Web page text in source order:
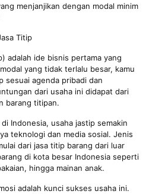
menjanjikan dengan modal minim
Titip
adalah ide bisnis pertama yang
yang tidak terlalu besar, kamu
sesuai agenda pribadi dan
dari usaha ini didapat dari
barang titipan.
Indonesia, usaha jastip semakin
teknologi dan media sosial. Jenis
dari jasa titip barang dari luar
di kota besar Indonesia seperti
hingga mainan anak.
adalah kunci sukses usaha ini.